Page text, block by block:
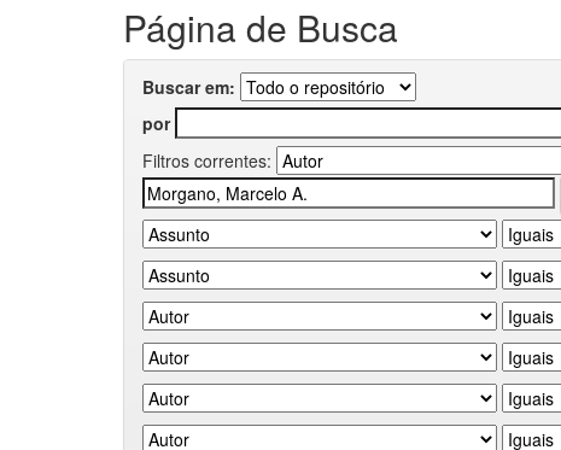
Página de Busca
Buscar em:
por
Filtros correntes: